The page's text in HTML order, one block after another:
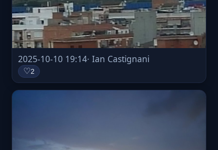
2025-10-10 19:14· Ian Castignani
♡2